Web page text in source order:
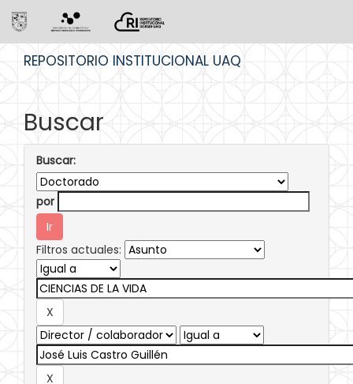
REPOSITORIO INSTITUCIONAL UAQ
Buscar
Buscar:
por
Filtros actuales: